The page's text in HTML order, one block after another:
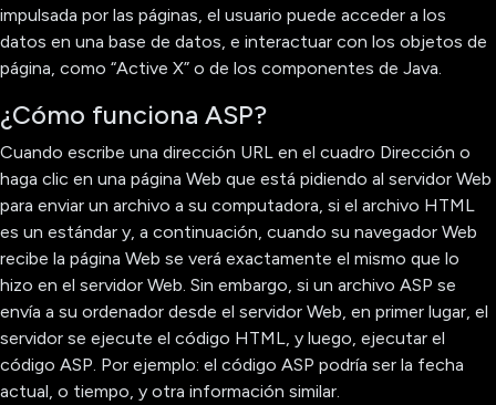
impulsada por las páginas, el usuario puede acceder a los
datos en una base de datos, e interactuar con los objetos de
página, como “Active X” o de los componentes de Java.
¿Cómo funciona ASP?
Cuando escribe una dirección URL en el cuadro Dirección o
haga clic en una página Web que está pidiendo al servidor Web
para enviar un archivo a su computadora, si el archivo HTML
es un estándar y, a continuación, cuando su navegador Web
recibe la página Web se verá exactamente el mismo que lo
hizo en el servidor Web. Sin embargo, si un archivo ASP se
envía a su ordenador desde el servidor Web, en primer lugar, el
servidor se ejecute el código HTML, y luego, ejecutar el
código ASP. Por ejemplo: el código ASP podría ser la fecha
actual, o tiempo, y otra información similar.